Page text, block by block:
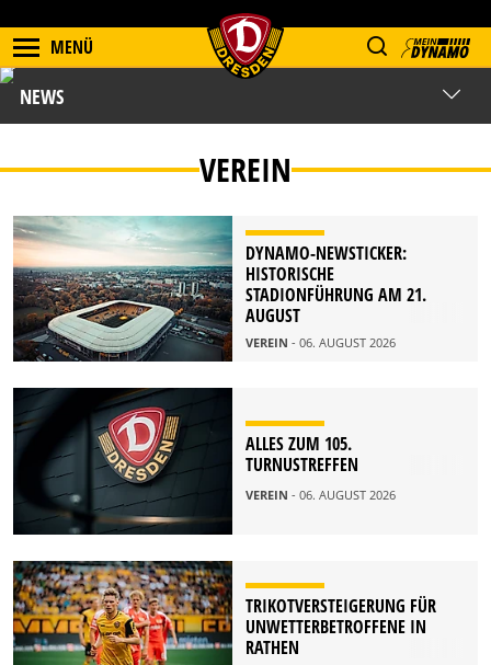
MENÜ
NEWS
VEREIN
DYNAMO-NEWSTICKER:
HISTORISCHE
STADIONFÜHRUNG AM 21.
AUGUST
VEREIN - 06. AUGUST 2026
ALLES ZUM 105.
TURNUSTREFFEN
VEREIN - 06. AUGUST 2026
TRIKOTVERSTEIGERUNG FÜR
UNWETTERBETROFFENE IN
RATHEN